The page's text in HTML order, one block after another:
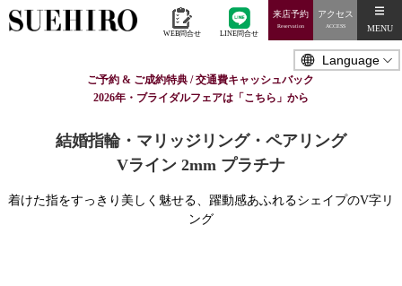
WEB問合せ LINE問合せ
来店予約
Reservation
アクセス
ACCESS MENU
ご予約 & ご成約特典 / 交通費キャッシュバック
2026年・ブライダルフェアは「こちら」から
結婚指輪・マリッジリング・ペアリング
Vライン 2mm プラチナ
着けた指をすっきり美しく魅せる、躍動感あふれるシェイプのV字リ
ング